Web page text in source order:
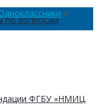
по вопросам
ФГБУ «НМИЦ
и